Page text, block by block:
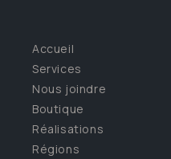
Accueil
Services
Nous joindre
Boutique
Réalisations
Régions